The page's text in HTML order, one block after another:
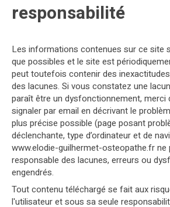
responsabilité
Les informations contenues sur ce site
que possibles et le site est
peut toutefois contenir des
des lacunes. Si vous constatez une
paraît être un dysfonctionnement, merci
signaler par email en décrivant le
plus précise possible (page posant
déclenchante, type d’ordinateur et de
www.elodie-guilhermet-osteopathe.fr ne
responsable des lacunes, erreurs ou
engendrés.
Tout contenu téléchargé se fait aux
l'utilisateur et sous sa seule